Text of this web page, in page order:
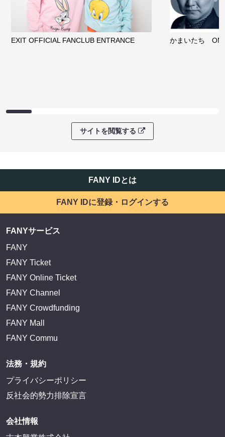
EXIT OFFICIAL FANCLUB ENTRANCE かまいたち
サイトを閲覧する
FANY IDとは
FANY IDに登録・ログインする
FANYサービス
FANY
FANY Ticket
FANY Online Ticket
FANY Channel
FANY Crowdfunding
FANY Mall
FANY Commu
法務・規約
プライバシーポリシー
反社会的勢力排除宣言
会社情報